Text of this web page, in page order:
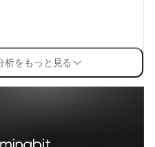
析をもっと見る